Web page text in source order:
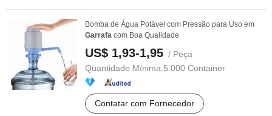
Bomba de Água Potável com Pressão para Uso em
Garrafa com Boa Qualidade
US$ 1,93-1,95 / Peça
Quantidade Mínima:5.000 Container
Contatar com Fornecedor